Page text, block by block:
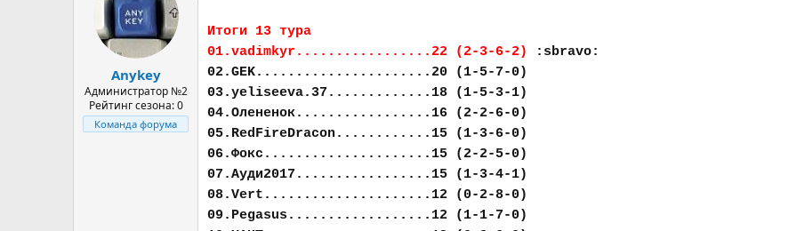
Anykey
Администратор №2
Рейтинг сезона: 0
Команда форума
Итоги 13 тура
01.vadimkyr.................22 (2-3-6-2)
:sbravo:
02.GEK......................20 (1-5-7-0)
03.yeliseeva.37.............18 (1-5-3-1)
04.Олененок.................16 (2-2-6-0)
05.RedFireDracon............15 (1-3-6-0)
06.Фокс.....................15 (2-2-5-0)
07.Ауди2017.................15 (1-3-4-1)
08.Vert.....................12 (0-2-8-0)
09.Pegasus..................12 (1-1-7-0)